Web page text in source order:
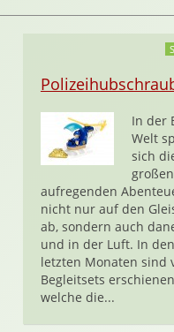
In der
Welt
sich
aufregenden
nicht nur auf den
ab, sondern auch
und in der Luft. In den
letzten Monaten sind
Begleitsets
welche die...